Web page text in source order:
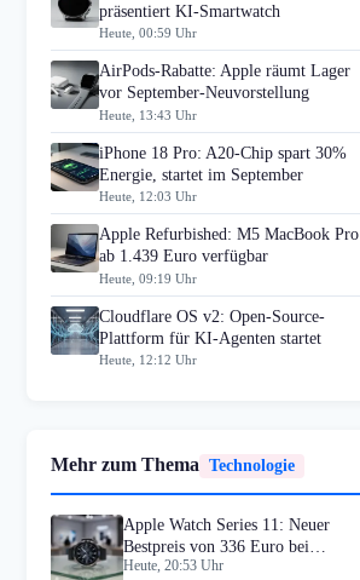
präsentiert KI-Smartwatch
Heute, 00:59 Uhr
AirPods-Rabatte: Apple räumt Lager
vor September-Neuvorstellung
Heute, 13:43 Uhr
iPhone 18 Pro: A20-Chip spart 30%
Energie, startet im September
Heute, 12:03 Uhr
Apple Refurbished: M5 MacBook Pro
ab 1.439 Euro verfügbar
Heute, 09:19 Uhr
Cloudflare OS v2: Open-Source-
Plattform für KI-Agenten startet
Heute, 12:12 Uhr
Mehr zum Thema Technologie
Apple Watch Series 11: Neuer
Bestpreis von 336 Euro bei
Amazon
Heute, 20:53 Uhr